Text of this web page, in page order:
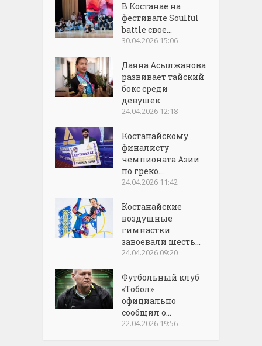
В Костанае на
фестивале Soulful
battle свое...
30.04.2026 15:06
Даяна Асылжанова
развивает тайский
бокс среди
девушек
24.04.2026 12:18
Костанайскому
финалисту
чемпионата Азии
по греко...
24.04.2026 11:42
Костанайские
воздушные
гимнастки
завоевали шесть...
24.04.2026 09:20
Футбольный клуб
«Тобол»
официально
сообщил о...
22.04.2026 19:56